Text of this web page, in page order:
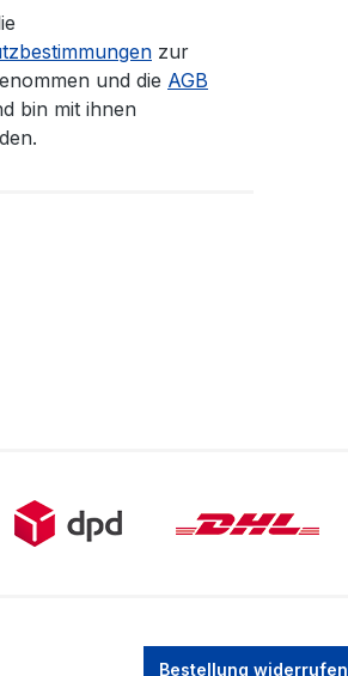
zur
und die AGB
bin mit ihnen
Bestellung widerrufen